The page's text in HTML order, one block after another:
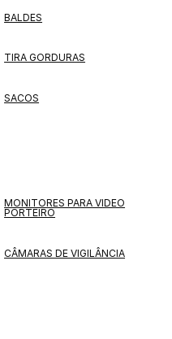
BALDES
TIRA GORDURAS
SACOS
MONITORES PARA VIDEO
PORTEIRO
CÂMARAS DE VIGILÂNCIA